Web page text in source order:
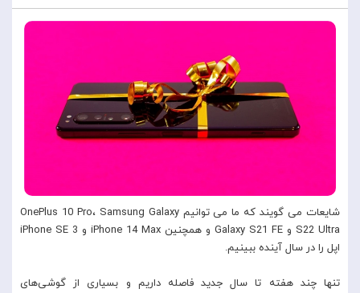
شایعات می گویند که ما می توانیم OnePlus 10 Pro، Samsung Galaxy
S22 Ultra و Galaxy S21 FE و همچنین iPhone 14 Max و iPhone SE 3
اپل را در سال آینده ببینیم.
تنها چند هفته تا سال جدید فاصله داریم و بسیاری از گوشی‌های